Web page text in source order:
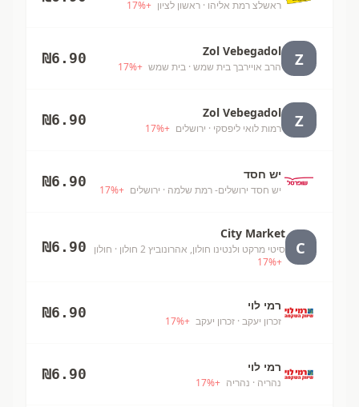
ראשלצ רמת אליהו · ראשון לציון +
17%
Z
Zol Vebegadol
הרב אויירבך בית שמש · בית שמש +
17%
₪6.90
Z
Zol Vebegadol
רמות לואי ליפסקי · ירושלים +
17%
₪6.90
יש חסד
יש חסד ירושלים- רמת שלמה · ירושלים +
17%
₪6.90
C
City Market
סיטי מרקט ולנטינו חולון, אהרונוביץ 2 חולון
· חולון
+
17%
₪6.90
רמי לוי
זכרון יעקב · זכרון יעקב +
17%
₪6.90
רמי לוי
נהריה · נהריה +
17%
₪6.90